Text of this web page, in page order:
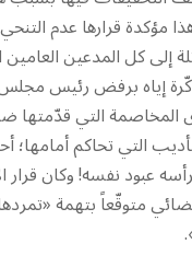
مؤكدة قرارها عدم
إلى كل المدعين
إياه برفض رئيس
المخاصمة التي قدّمتها
التي تحاكم
عبود نفسه! وكان قرار
متوقّعاً بتهمة